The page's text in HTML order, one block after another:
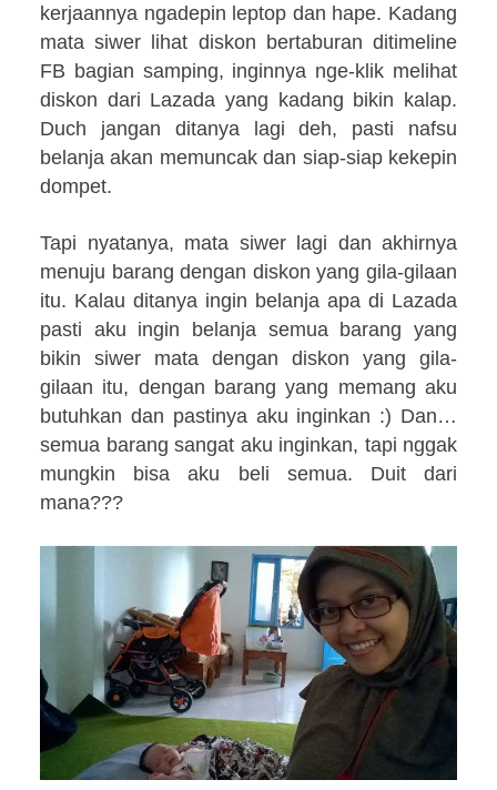
kerjaannya ngadepin leptop dan hape. Kadang
mata siwer lihat diskon bertaburan ditimeline
FB bagian samping, inginnya nge-klik melihat
diskon dari Lazada yang kadang bikin kalap.
Duch jangan ditanya lagi deh, pasti nafsu
belanja akan memuncak dan siap-siap kekepin
dompet.
Tapi nyatanya, mata siwer lagi dan akhirnya
menuju barang dengan diskon yang gila-gilaan
itu. Kalau ditanya ingin belanja apa di Lazada
pasti aku ingin belanja semua barang yang
bikin siwer mata dengan diskon yang gila-
gilaan itu, dengan barang yang memang aku
butuhkan dan pastinya aku inginkan :) Dan…
semua barang sangat aku inginkan, tapi nggak
mungkin bisa aku beli semua. Duit dari
mana???